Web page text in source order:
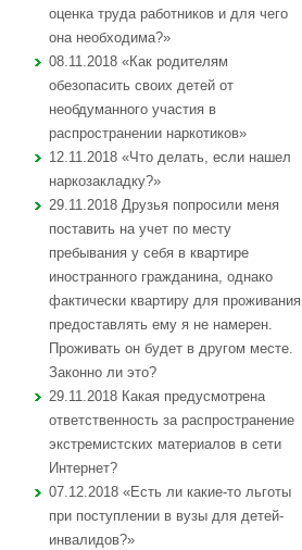
оценка труда работников и для чего
она необходима?»
08.11.2018 «Как родителям
обезопасить своих детей от
необдуманного участия в
распространении наркотиков»
12.11.2018 «Что делать, если нашел
наркозакладку?»
29.11.2018 Друзья попросили меня
поставить на учет по месту
пребывания у себя в квартире
иностранного гражданина, однако
фактически квартиру для проживания
предоставлять ему я не намерен.
Проживать он будет в другом месте.
Законно ли это?
29.11.2018 Какая предусмотрена
ответственность за распространение
экстремистских материалов в сети
Интернет?
07.12.2018 «Есть ли какие-то льготы
при поступлении в вузы для детей-
инвалидов?»